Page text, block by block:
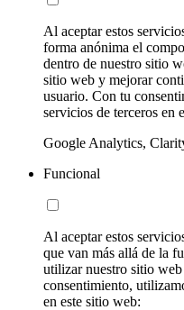
Al aceptar estos
forma anónima el
dentro de nuestro sitio
sitio web y mejorar
usuario. Con tu
servicios de terceros en
Google Analytics,
Funcional
Al aceptar estos
que van más allá de la
utilizar nuestro sitio
consentimiento,
en este sitio web: